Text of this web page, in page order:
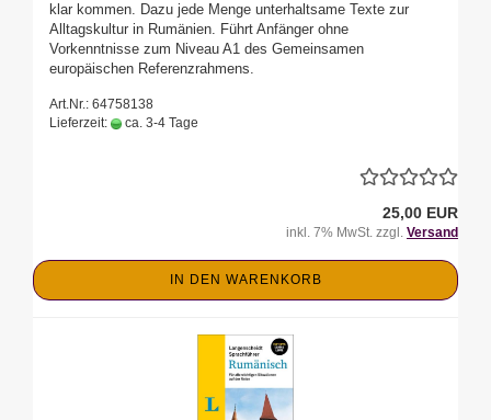
klar kommen. Dazu jede Menge unterhaltsame Texte zur
Alltagskultur in Rumänien. Führt Anfänger ohne
Vorkenntnisse zum Niveau A1 des Gemeinsamen
europäischen Referenzrahmens.
Art.Nr.: 64758138
Lieferzeit:
ca. 3-4 Tage
25,00 EUR
inkl. 7% MwSt. zzgl. Versand
IN DEN WARENKORB